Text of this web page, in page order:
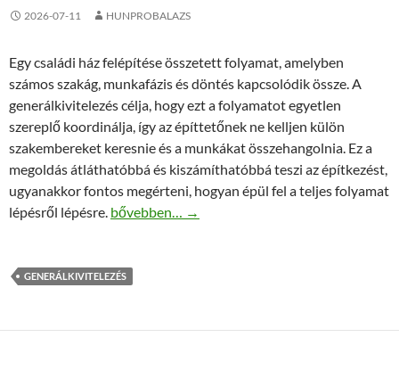
2026-07-11 HUNPROBALAZS
Egy családi ház felépítése összetett folyamat, amelyben
számos szakág, munkafázis és döntés kapcsolódik össze. A
generálkivitelezés célja, hogy ezt a folyamatot egyetlen
szereplő koordinálja, így az építtetőnek ne kelljen külön
szakembereket keresnie és a munkákat összehangolnia. Ez a
megoldás átláthatóbbá és kiszámíthatóbbá teszi az építkezést,
ugyanakkor fontos megérteni, hogyan épül fel a teljes folyamat
lépésről lépésre. Hogyan zajlik a családi ház generálkivitelezés
bővebben… →
GENERÁLKIVITELEZÉS